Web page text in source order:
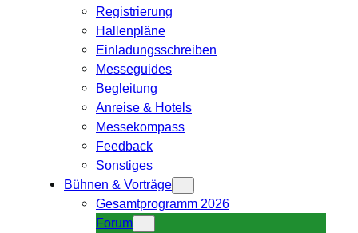
Registrierung
Hallenpläne
Einladungsschreiben
Messeguides
Begleitung
Anreise & Hotels
Messekompass
Feedback
Sonstiges
Bühnen & Vorträge
Gesamtprogramm 2026
Forum